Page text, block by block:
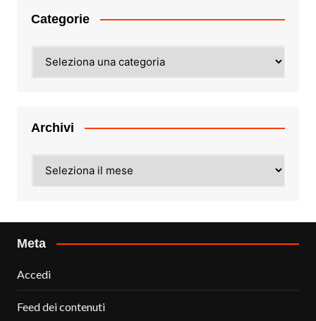
Categorie
Archivi
Meta
Accedi
Feed dei contenuti